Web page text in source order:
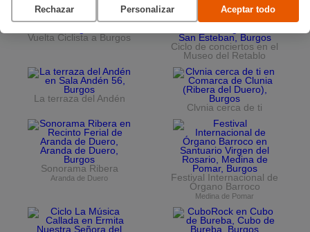
Rechazar Personalizar Aceptar todo
Vuelta Ciclista a Burgos
Ciclo de conciertos en el
Museo del Retablo
La terraza del Andén
Clvnia cerca de ti
Sonorama Ribera
Aranda de Duero
Festival Internacional de
Órgano Barroco
Medina de Pomar